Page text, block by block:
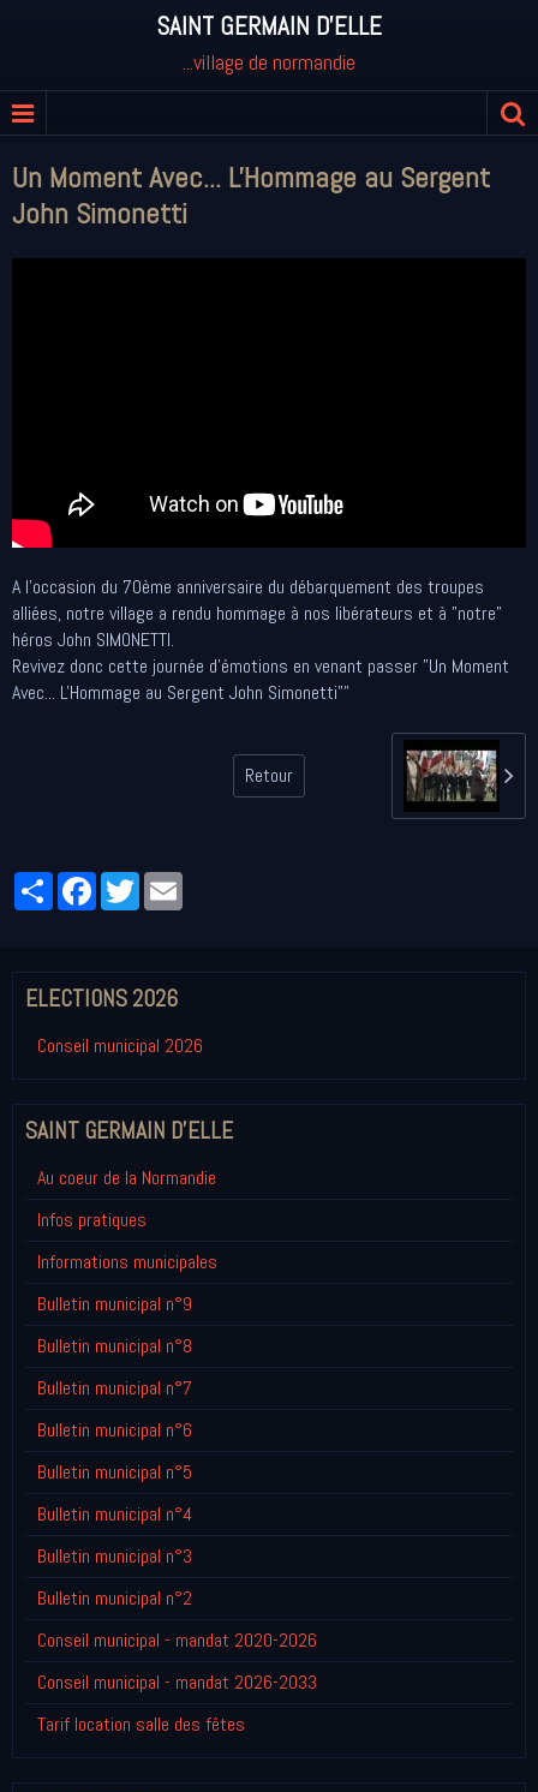
SAINT GERMAIN D'ELLE
...village de normandie
Un Moment Avec... L'Hommage au Sergent
John Simonetti
A l'occasion du 70ème anniversaire du débarquement des troupes
alliées, notre village a rendu hommage à nos libérateurs et à "notre"
héros John SIMONETTI.
Revivez donc cette journée d'émotions en venant passer "Un Moment
Avec... L'Hommage au Sergent John Simonetti""
Retour
PartagerFacebookTwitter
ELECTIONS 2026
Conseil municipal 2026
SAINT GERMAIN D'ELLE
Au coeur de la Normandie
Infos pratiques
Informations municipales
Bulletin municipal n°9
Bulletin municipal n°8
Bulletin municipal n°7
Bulletin municipal n°6
Bulletin municipal n°5
Bulletin municipal n°4
Bulletin municipal n°3
Bulletin municipal n°2
Conseil municipal - mandat 2020-2026
Conseil municipal - mandat 2026-2033
Tarif location salle des fêtes